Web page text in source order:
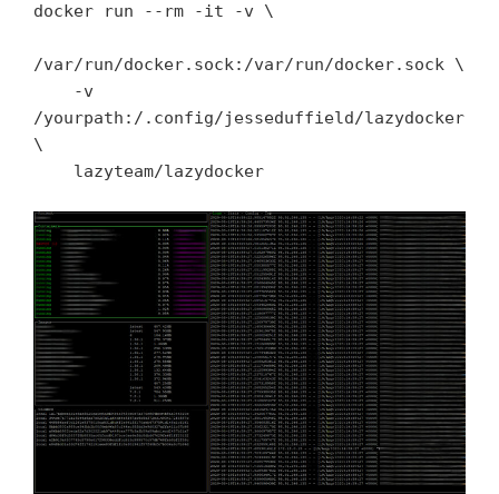
docker run --rm -it -v \
/var/run/docker.sock:/var/run/docker.sock \
/yourpath:/.config/jesseduffield/lazydocker
\
    lazyteam/lazydocker